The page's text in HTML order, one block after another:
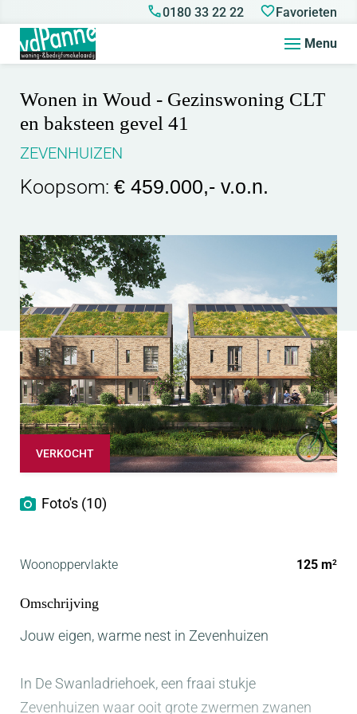
0180 33 22 22 Favorieten
Menu
Wonen in Woud - Gezinswoning CLT
en baksteen gevel 41
ZEVENHUIZEN
Koopsom: € 459.000,- v.o.n.
VERKOCHT
Foto's (10)
Woonoppervlakte 125 m2
Omschrijving
Jouw eigen, warme nest in Zevenhuizen
In De Swanladriehoek, een fraai stukje
Zevenhuizen waar ooit grote zwermen zwanen